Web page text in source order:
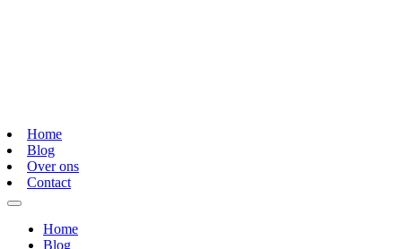
Home
Blog
Over ons
Contact
Home
Blog